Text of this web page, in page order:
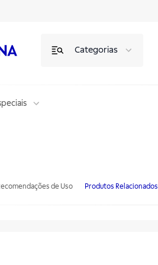
Categorias
de Uso Produtos Relacionados